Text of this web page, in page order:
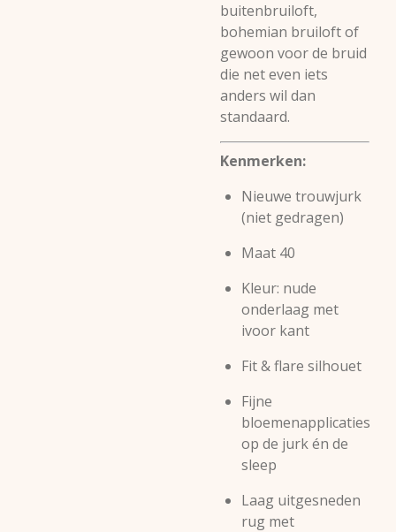
buitenbruiloft,
bohemian bruiloft of
gewoon voor de bruid
die net even iets
anders wil dan
standaard.
Kenmerken:
Nieuwe trouwjurk
(niet gedragen)
Maat 40
Kleur: nude
onderlaag met
ivoor kant
Fit & flare silhouet
Fijne
bloemenapplicaties
op de jurk én de
sleep
Laag uitgesneden
rug met